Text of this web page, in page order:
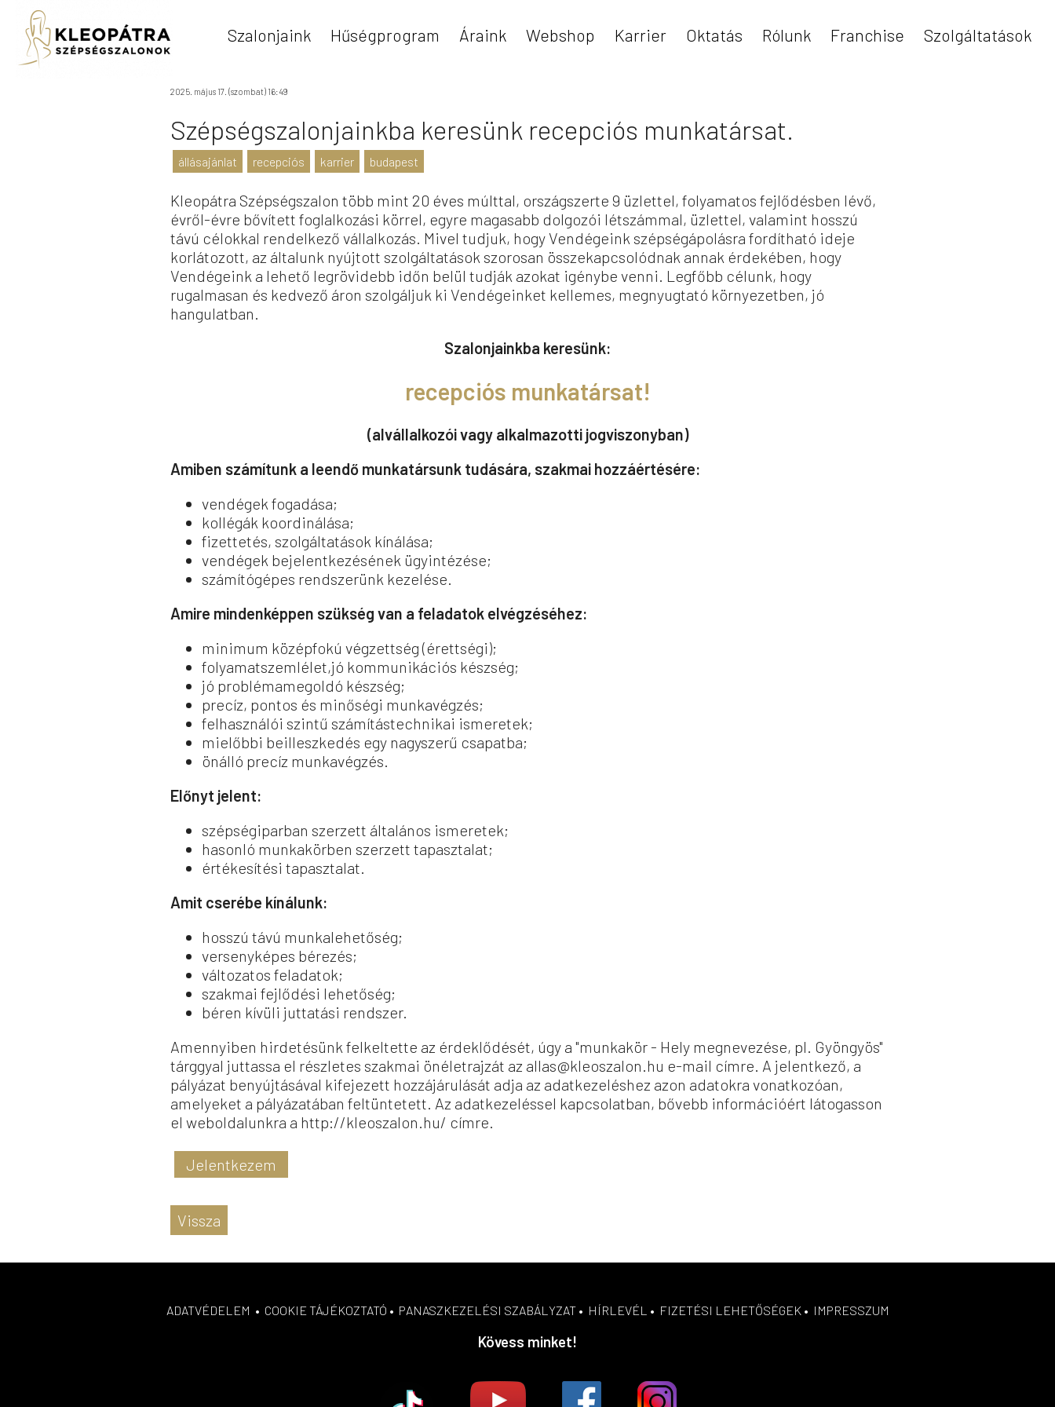
Szalonjaink Hűségprogram Áraink Webshop Karrier Oktatás Rólunk Franchise Szolgáltatások
2025. május 17. (szombat) 16:49
Szépségszalonjainkba keresünk recepciós munkatársat.
állásajánlat recepciós karrier budapest
Kleopátra Szépségszalon több mint 20 éves múlttal, országszerte 9 üzlettel, folyamatos fejlődésben lévő,
évről-évre bővített foglalkozási körrel, egyre magasabb dolgozói létszámmal, üzlettel, valamint hosszú
távú célokkal rendelkező vállalkozás. Mivel tudjuk, hogy Vendégeink szépségápolásra fordítható ideje
korlátozott, az általunk nyújtott szolgáltatások szorosan összekapcsolódnak annak érdekében, hogy
Vendégeink a lehető legrövidebb időn belül tudják azokat igénybe venni. Legfőbb célunk, hogy
rugalmasan és kedvező áron szolgáljuk ki Vendégeinket kellemes, megnyugtató környezetben, jó
hangulatban.
Szalonjainkba keresünk:
recepciós munkatársat!
(alvállalkozói vagy alkalmazotti jogviszonyban)
Amiben számítunk a leendő munkatársunk tudására, szakmai hozzáértésére:
vendégek fogadása;
kollégák koordinálása;
fizettetés, szolgáltatások kínálása;
vendégek bejelentkezésének ügyintézése;
számítógépes rendszerünk kezelése.
Amire mindenképpen szükség van a feladatok elvégzéséhez:
minimum középfokú végzettség (érettségi);
folyamatszemlélet,jó kommunikációs készség;
jó problémamegoldó készség;
precíz, pontos és minőségi munkavégzés;
felhasználói szintű számítástechnikai ismeretek;
mielőbbi beilleszkedés egy nagyszerű csapatba;
önálló precíz munkavégzés.
Előnyt jelent:
szépségiparban szerzett általános ismeretek;
hasonló munkakörben szerzett tapasztalat;
értékesítési tapasztalat.
Amit cserébe kínálunk:
hosszú távú munkalehetőség;
versenyképes bérezés;
változatos feladatok;
szakmai fejlődési lehetőség;
béren kívüli juttatási rendszer.
Amennyiben hirdetésünk felkeltette az érdeklődését, úgy a "munkakör - Hely megnevezése, pl. Gyöngyös"
tárggyal juttassa el részletes szakmai önéletrajzát az allas@kleoszalon.hu e-mail címre. A jelentkező, a
pályázat benyújtásával kifejezett hozzájárulását adja az adatkezeléshez azon adatokra vonatkozóan,
amelyeket a pályázatában feltüntetett. Az adatkezeléssel kapcsolatban, bővebb információért látogasson
el weboldalunkra a http://kleoszalon.hu/ címre.
Jelentkezem
Vissza
ADATVÉDELEM • COOKIE TÁJÉKOZTATÓ • PANASZKEZELÉSI SZABÁLYZAT• HÍRLEVÉL • FIZETÉSI LEHETŐSÉGEK• IMPRESSZUM
Kövess minket!